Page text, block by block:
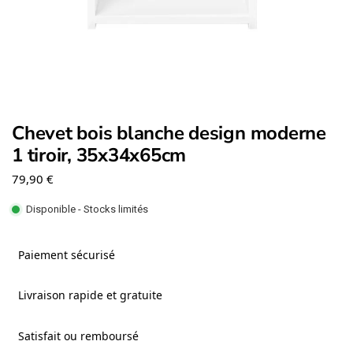
Chevet bois blanche design moderne
1 tiroir, 35x34x65cm
79,90 €
Disponible - Stocks limités
Paiement sécurisé
Livraison rapide et gratuite
Satisfait ou remboursé